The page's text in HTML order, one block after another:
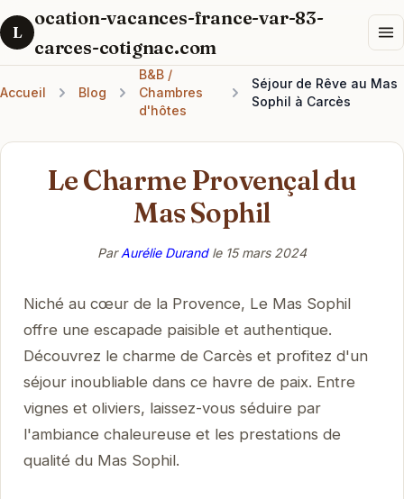
L
ocation-vacances-france-var-83-
carces-cotignac.com
Accueil Blog
B&B /
Chambres
d'hôtes
Séjour de Rêve au Mas
Sophil à Carcès
Le Charme Provençal du
Mas Sophil
ParAurélie Durandle 15 mars 2024
Niché au cœur de la Provence, Le Mas Sophil
offre une escapade paisible et authentique.
Découvrez le charme de Carcès et profitez d'un
séjour inoubliable dans ce havre de paix. Entre
vignes et oliviers, laissez-vous séduire par
l'ambiance chaleureuse et les prestations de
qualité du Mas Sophil.